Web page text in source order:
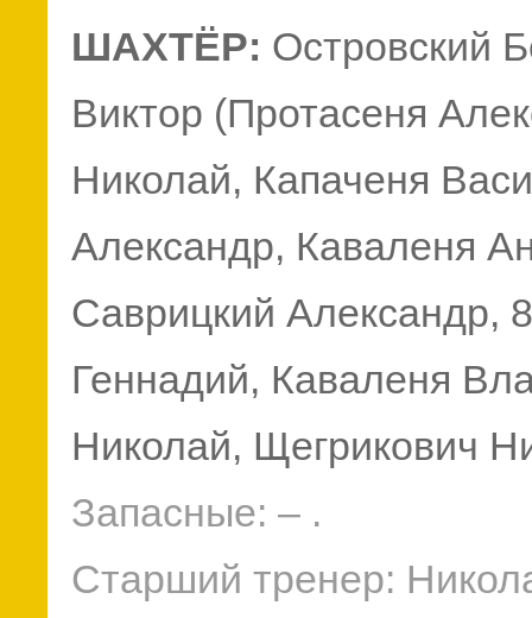
ШАХТЁР: Островский
Виктор (Протасеня
Николай, Капаченя
Александр, Каваленя
Саврицкий Александр,
Геннадий, Каваленя
Николай, Щегрикович
Запасные: – .
Старший тренер: